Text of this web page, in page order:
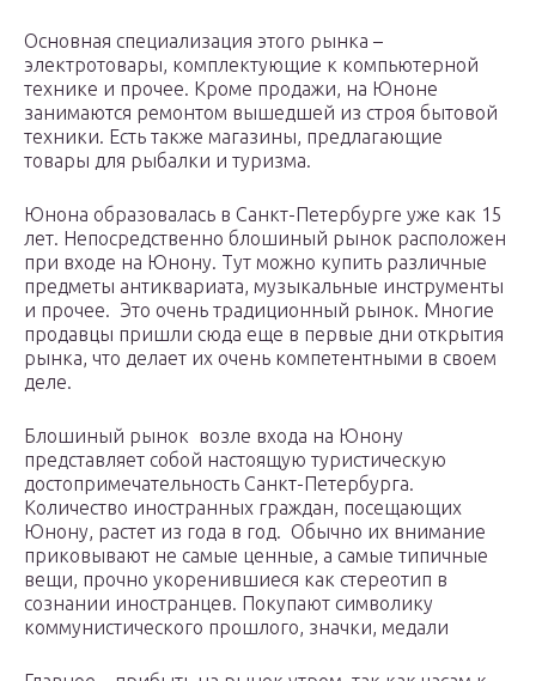
Основная специализация этого рынка –
электротовары, комплектующие к компьютерной
технике и прочее. Кроме продажи, на Юноне
занимаются ремонтом вышедшей из строя бытовой
техники. Есть также магазины, предлагающие
товары для рыбалки и туризма.
Юнона образовалась в Санкт-Петербурге уже как 15
лет. Непосредственно блошиный рынок расположен
при входе на Юнону. Тут можно купить различные
предметы антиквариата, музыкальные инструменты
и прочее. Это очень традиционный рынок. Многие
продавцы пришли сюда еще в первые дни открытия
рынка, что делает их очень компетентными в своем
деле.
Блошиный рынок возле входа на Юнону
представляет собой настоящую туристическую
достопримечательность Санкт-Петербурга.
Количество иностранных граждан, посещающих
Юнону, растет из года в год. Обычно их внимание
приковывают не самые ценные, а самые типичные
вещи, прочно укоренившиеся как стереотип в
сознании иностранцев. Покупают символику
коммунистического прошлого, значки, медали